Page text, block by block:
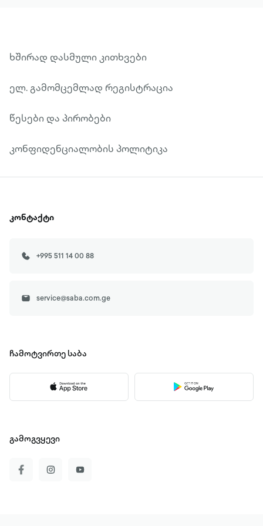
ხშირად დასმული კითხვები
ელ. გამომცემლად რეგისტრაცია
წესები და პირობები
კონფიდენციალობის პოლიტიკა
კონტაქტი
+995 511 14 00 88
service@saba.com.ge
ჩამოტვირთე საბა
გამოგვყევი